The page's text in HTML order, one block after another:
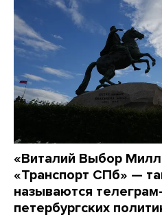
«Виталий Выбор
«Транспорт СПб» —
называются
петербургских